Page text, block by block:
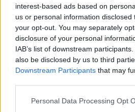
interest-based ads based on
us or personal information
your opt-out. You may separately
disclosure of your personal
IAB’s list of downstream
also be disclosed by us to third
Downstream Participants that may
Personal Data Processing Opt
desfile LGTBI. Lo veo cuando
mostrando al mundo que nadie
para alzar su voz por lo sus
ala-pívot de San Antonio Spurs.
refiriéndose a la polémica que